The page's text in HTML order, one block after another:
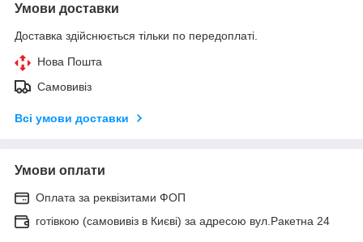
Умови доставки
Доставка здійснюється тільки по передоплаті.
Нова Пошта
Самовивіз
Всі умови доставки
Умови оплати
Оплата за реквізитами ФОП
готівкою (самовивіз в Києві) за адресою вул.Ракетна 24